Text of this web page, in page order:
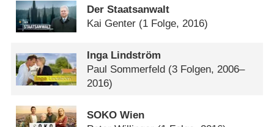
Der Staatsanwalt
Kai Genter (1 Folge, 2016)
Inga Lindström
Paul Sommerfeld (3 Folgen, 2006–
2016)
SOKO Wien